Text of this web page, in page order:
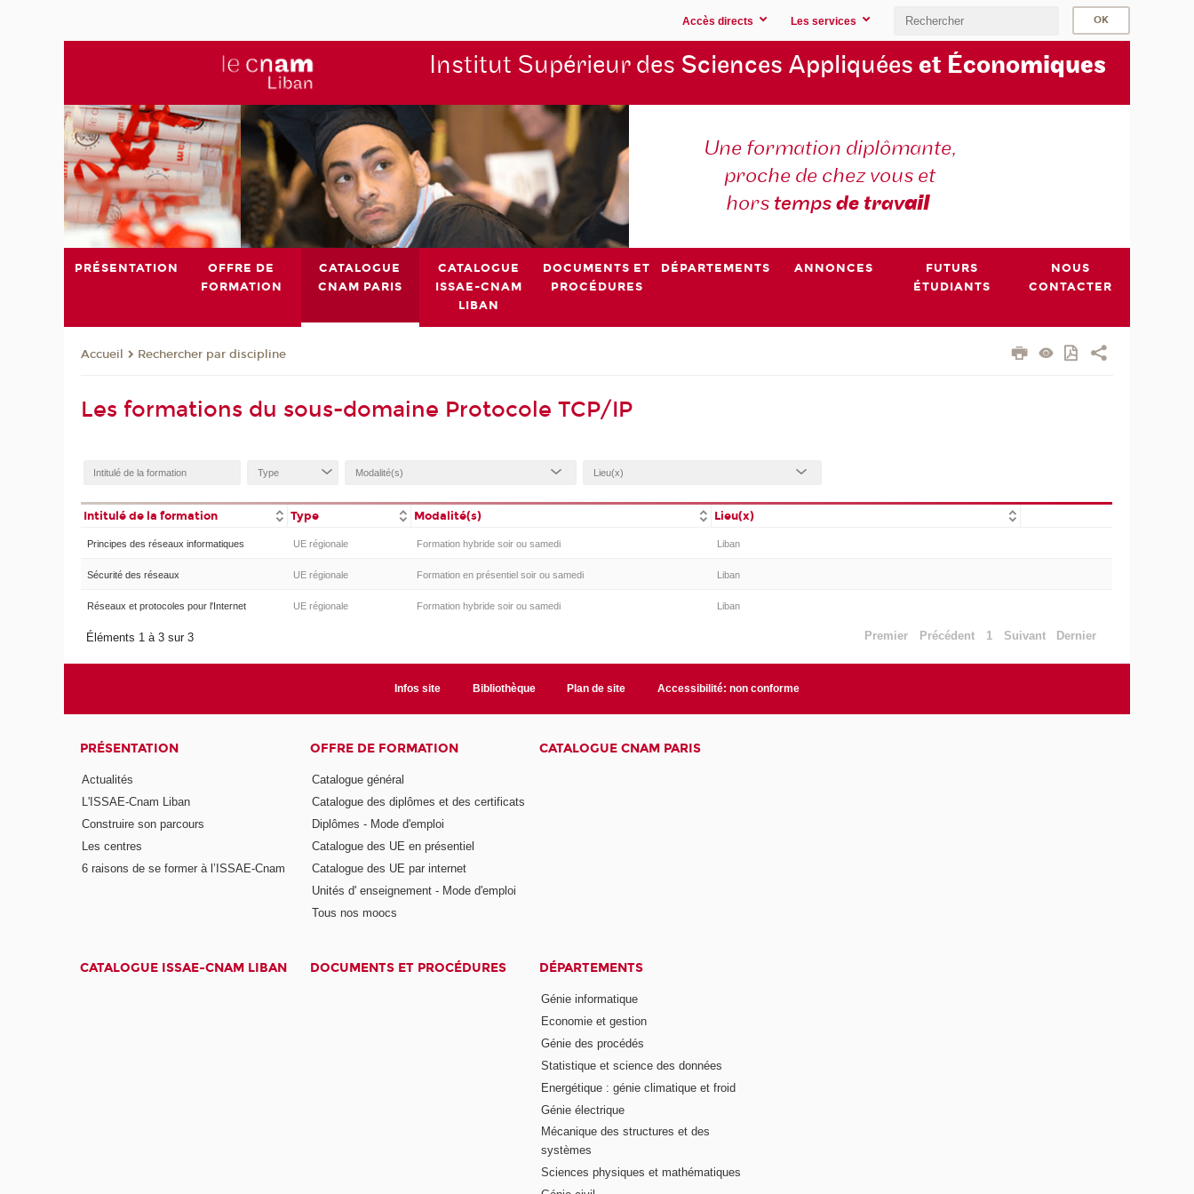
Accès directs Les services
Institut Supérieur des Sciences Appliquées et Économiques
Une formation diplômante,
proche de chez vous et
hors tempsde travail
PRÉSENTATION
OFFRE DE
FORMATION
CATALOGUE
CNAM PARIS
CATALOGUE
ISSAE-CNAM
LIBAN
DOCUMENTS ET
PROCÉDURES
DÉPARTEMENTS ANNONCES
FUTURS
ÉTUDIANTS
NOUS
CONTACTER
Accueil Rechercher par discipline
Les formations du sous-domaine Protocole TCP/IP
Intitulé de la formation Type Modalité(s) Lieu(x)
Principes des réseaux informatiques UE régionale Formation hybride soir ou samedi Liban
Sécurité des réseaux UE régionale Formation en présentiel soir ou samedi Liban
Réseaux et protocoles pour l'Internet UE régionale Formation hybride soir ou samedi Liban
Éléments 1 à 3 sur 3 Premier Précédent 1 Suivant Dernier
Infos site Bibliothèque Plan de site Accessibilité: non conforme
PRÉSENTATION
Actualités
L'ISSAE-Cnam Liban
Construire son parcours
Les centres
6 raisons de se former à l’ISSAE-Cnam
OFFRE DE FORMATION
Catalogue général
Catalogue des diplômes et des certificats
Diplômes - Mode d'emploi
Catalogue des UE en présentiel
Catalogue des UE par internet
Unités d' enseignement - Mode d'emploi
Tous nos moocs
CATALOGUE CNAM PARIS
CATALOGUE ISSAE-CNAM LIBAN DOCUMENTS ET PROCÉDURES DÉPARTEMENTS
Génie informatique
Economie et gestion
Génie des procédés
Statistique et science des données
Energétique : génie climatique et froid
Génie électrique
Mécanique des structures et des
systèmes
Sciences physiques et mathématiques